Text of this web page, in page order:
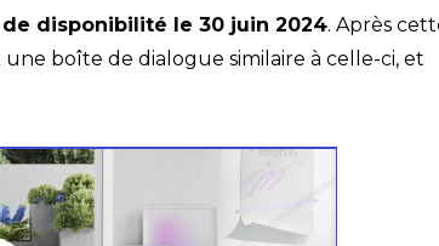
disponibilité le 30 juin 2024. Après
boîte de dialogue similaire à celle-ci, et